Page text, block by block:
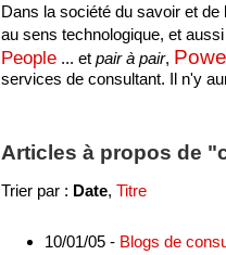
Dans la société du savoir et
au sens technologique, et
People ... et pair à pair,
services de consultant. Il n'y
Articles à propos de
Trier par : Date, Titre
10/01/05 - Blogs de